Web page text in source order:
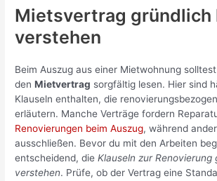
Mietsvertrag gründlich
verstehen
Beim Auszug aus einer Mietwohnung
denMietvertrag sorgfältig lesen. Hier sind
Klauseln enthalten, die
erläutern. Manche Verträge fordern
Renovierungen beim Auszug, während
ausschließen. Bevor du mit den Arbeiten
entscheidend, dieKlauseln zur Renovierung
verstehen. Prüfe, ob der Vertrag eine